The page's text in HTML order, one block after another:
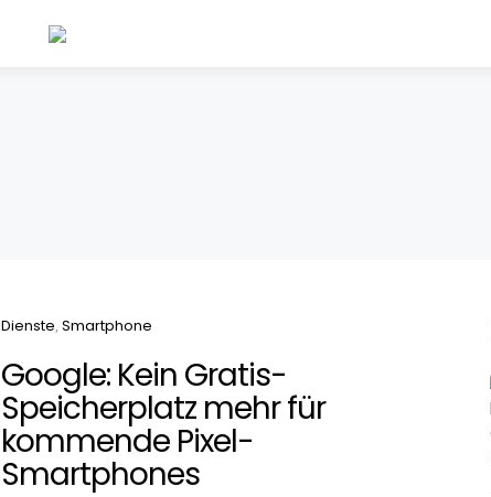
Categories
Dienste Smartphone
Google: Kein Gratis-
Speicherplatz mehr für
kommende Pixel-
Smartphones